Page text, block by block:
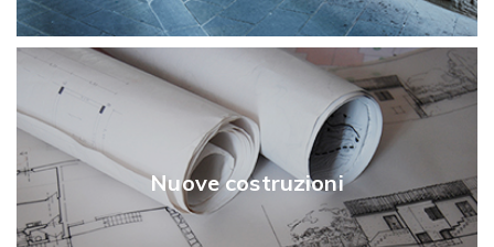
Nuove costruzioni